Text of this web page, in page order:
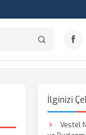
İlginizi
Vestel